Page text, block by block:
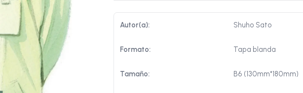
Autor(a): Shuho Sato
Formato: Tapa blanda
Tamaño: B6 (130mm*180mm)